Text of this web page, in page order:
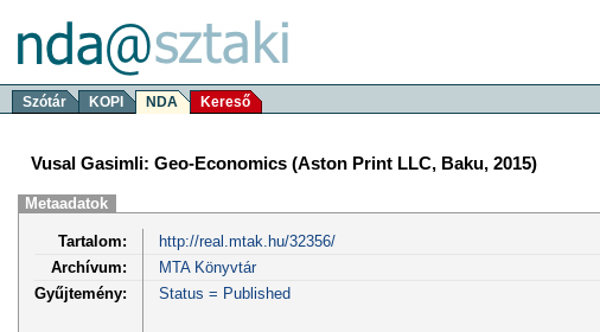
Szótár KOPI NDA Kereső
Vusal Gasimli: Geo-Economics (Aston Print LLC, Baku, 2015)
Metaadatok
Tartalom:
http://real.mtak.hu/32356/
Archívum:
MTA Könyvtár
Gyűjtemény:
Status = Published